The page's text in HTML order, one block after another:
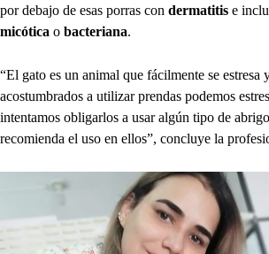
por debajo de esas porras con dermatitis e
micótica o bacteriana.
“El gato es un animal que fácilmente se estresa
acostumbrados a utilizar prendas podemos
intentamos obligarlos a usar algún tipo de
recomienda el uso en ellos”, concluye la